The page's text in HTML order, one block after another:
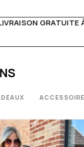
DE 150€LIVE